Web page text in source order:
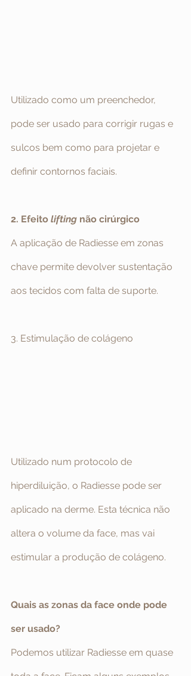
Utilizado como um preenchedor,
pode ser usado para corrigir rugas e
sulcos bem como para projetar e
definir contornos faciais.
2. Efeito lifting não cirúrgico
A aplicação de Radiesse em zonas
chave permite devolver sustentação
aos tecidos com falta de suporte.
3. Estimulação de colágeno
Utilizado num protocolo de
hiperdiluição, o Radiesse pode ser
aplicado na derme. Esta técnica não
altera o volume da face, mas vai
estimular a produção de colágeno.
Quais as zonas da face onde pode
ser usado?
Podemos utilizar Radiesse em quase